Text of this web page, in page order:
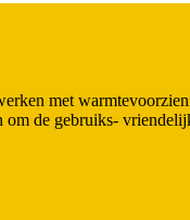
met
de gebruiks-